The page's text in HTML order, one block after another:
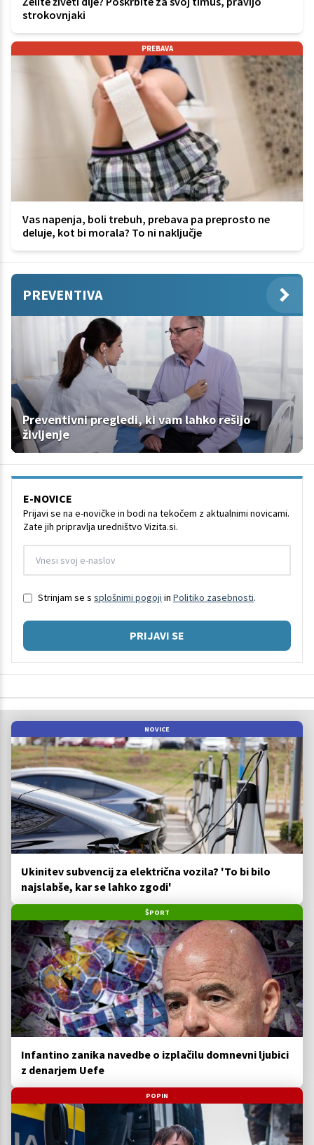
strokovnjaki
PREBAVA
Vas napenja, boli trebuh, prebava pa preprosto ne
deluje, kot bi morala? To ni naključje
PREVENTIVA
Preventivni pregledi, ki vam lahko rešijo
življenje
E-NOVICE
Prijavi se na e-novičke in bodi na tekočem z aktualnimi novicami.
Zate jih pripravlja uredništvo Vizita.si.
Strinjam se s splošnimi pogoji in Politiko zasebnosti.
PRIJAVI SE
NOVICE
Ukinitev subvencij za električna vozila? 'To bi bilo
najslabše, kar se lahko zgodi'
ŠPORT
Infantino zanika navedbe o izplačilu domnevni ljubici
z denarjem Uefe
POPIN